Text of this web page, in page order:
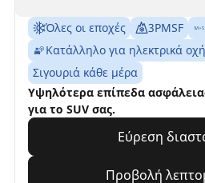
Όλες οι εποχές 3PMSF
Κατάλληλο για ηλεκτρικά
Σιγουριά κάθε μέρα
Υψηλότερα επίπεδα
για το SUV σας.
Εύρεση
Προβολή